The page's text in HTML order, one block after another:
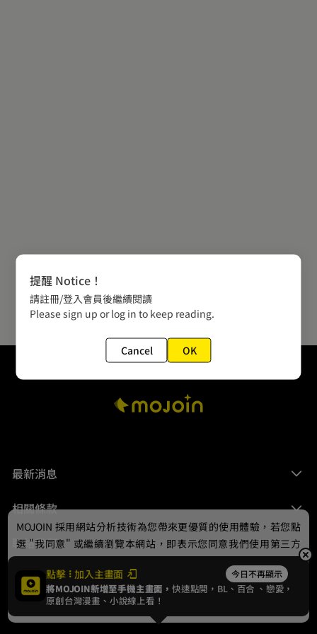
最新消息
相關條款
聯絡我們
© 2024 gamania Digital Entertainment Co., Ltd.
點擊 加入主畫面 今日不再顯示
將MOJOIN新增至手機主畫面，快速點開，BL、 百合 、戀愛，
原創台灣漫畫、小說線上看！
MOJOIN 採用網站分析技術為您帶來更優質的使用體驗，若您點
選 "我同意" 或繼續瀏覽本網站，即表示您同意我們使用第三方
Cookie，欲瞭解更多資訊請見隱私權政策。
我同意
提醒 Notice！
請註冊/登入會員後繼續閱讀
Please sign up or log in to keep reading.
Cancel OK